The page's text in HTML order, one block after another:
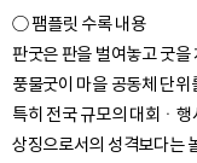
○ 팸플릿 수록 내용
판굿은 판을 벌여놓고 굿
풍물굿이 마을 공동체 단
특히 전국 규모의 대회ㆍ
상징으로서의 성격보다는